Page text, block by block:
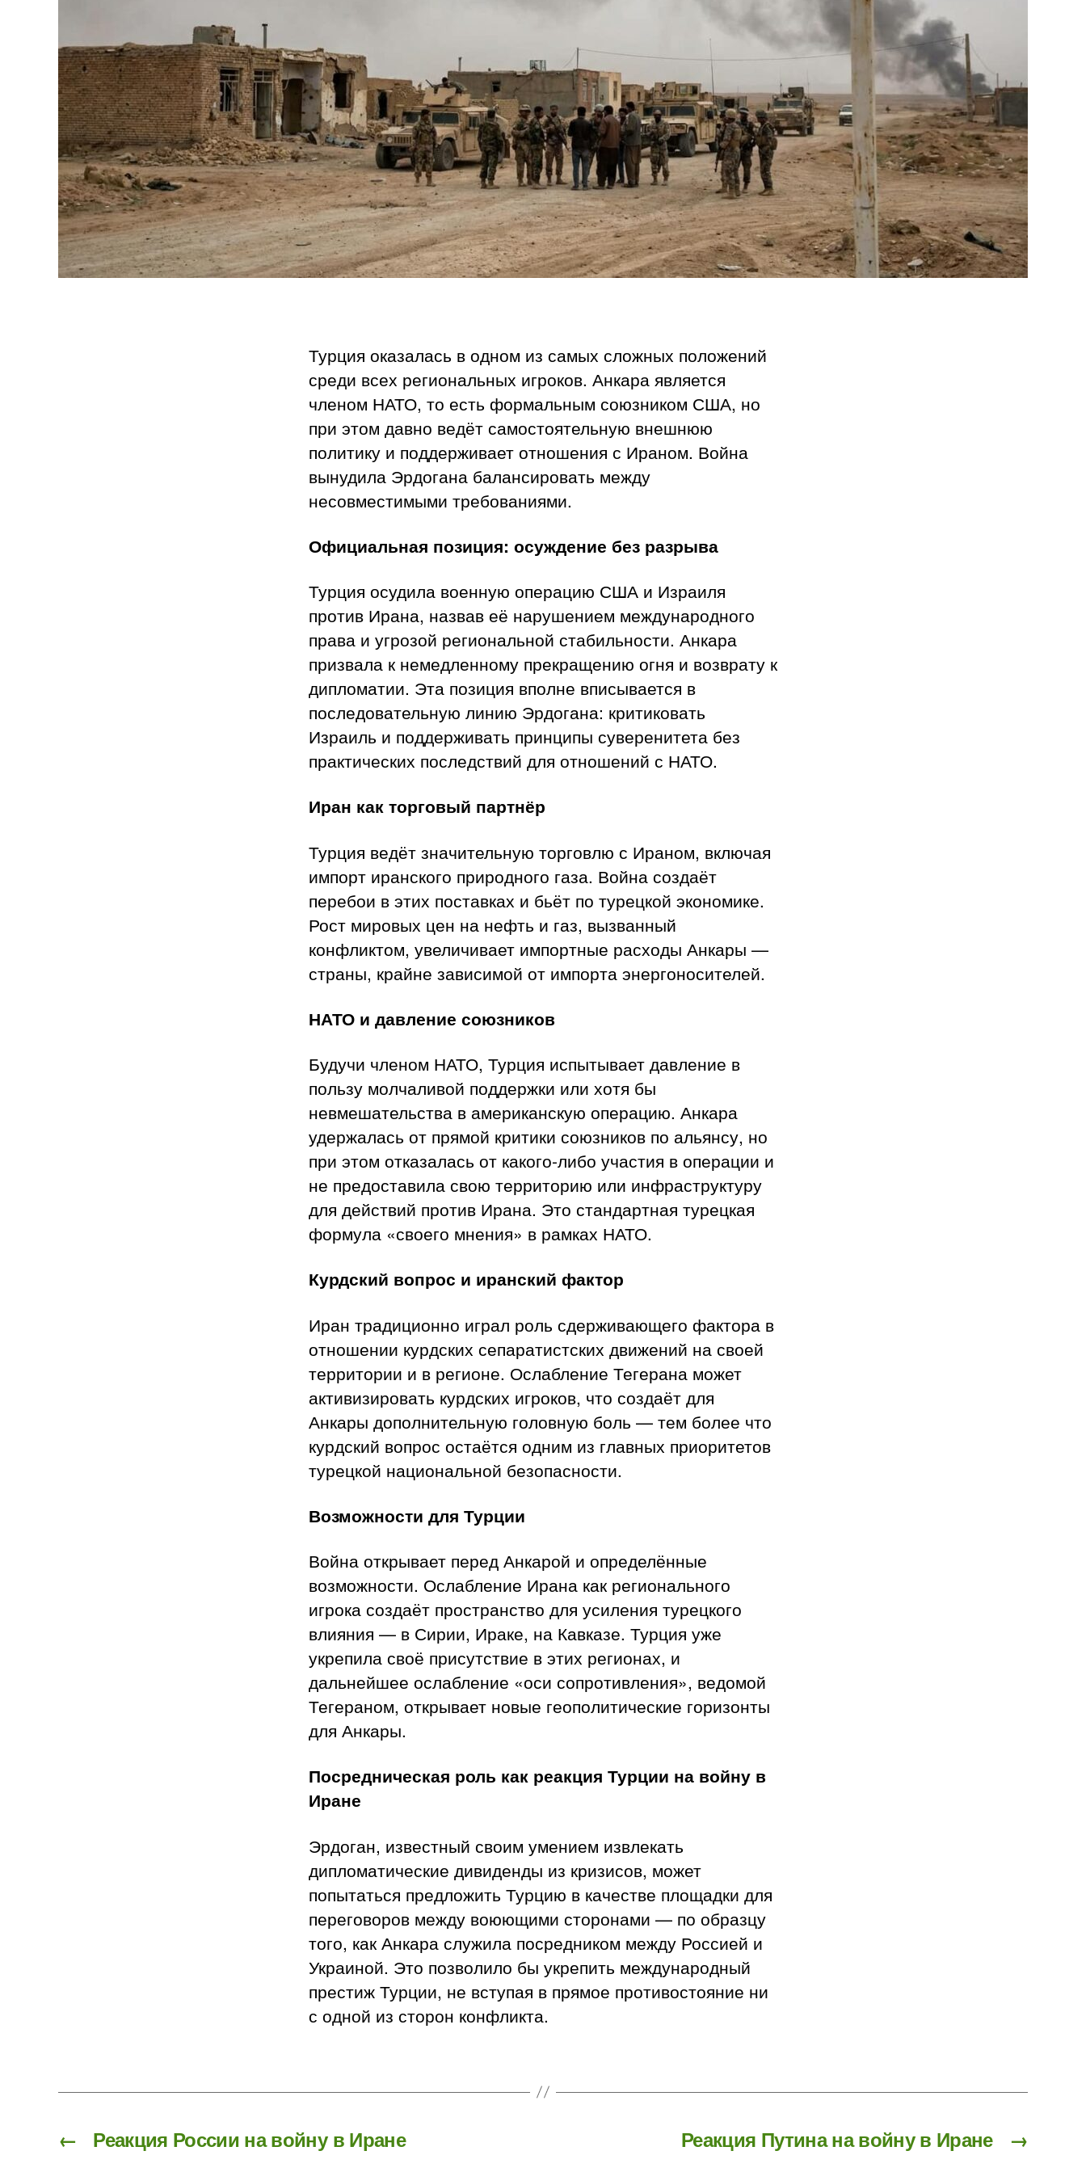
Турция оказалась в одном из самых сложных положений
среди всех региональных игроков. Анкара является
членом НАТО, то есть формальным союзником США, но
при этом давно ведёт самостоятельную внешнюю
политику и поддерживает отношения с Ираном. Война
вынудила Эрдогана балансировать между
несовместимыми требованиями.
Официальная позиция: осуждение без разрыва
Турция осудила военную операцию США и Израиля
против Ирана, назвав её нарушением международного
права и угрозой региональной стабильности. Анкара
призвала к немедленному прекращению огня и возврату к
дипломатии. Эта позиция вполне вписывается в
последовательную линию Эрдогана: критиковать
Израиль и поддерживать принципы суверенитета без
практических последствий для отношений с НАТО.
Иран как торговый партнёр
Турция ведёт значительную торговлю с Ираном, включая
импорт иранского природного газа. Война создаёт
перебои в этих поставках и бьёт по турецкой экономике.
Рост мировых цен на нефть и газ, вызванный
конфликтом, увеличивает импортные расходы Анкары —
страны, крайне зависимой от импорта энергоносителей.
НАТО и давление союзников
Будучи членом НАТО, Турция испытывает давление в
пользу молчаливой поддержки или хотя бы
невмешательства в американскую операцию. Анкара
удержалась от прямой критики союзников по альянсу, но
при этом отказалась от какого-либо участия в операции и
не предоставила свою территорию или инфраструктуру
для действий против Ирана. Это стандартная турецкая
формула «своего мнения» в рамках НАТО.
Курдский вопрос и иранский фактор
Иран традиционно играл роль сдерживающего фактора в
отношении курдских сепаратистских движений на своей
территории и в регионе. Ослабление Тегерана может
активизировать курдских игроков, что создаёт для
Анкары дополнительную головную боль — тем более что
курдский вопрос остаётся одним из главных приоритетов
турецкой национальной безопасности.
Возможности для Турции
Война открывает перед Анкарой и определённые
возможности. Ослабление Ирана как регионального
игрока создаёт пространство для усиления турецкого
влияния — в Сирии, Ираке, на Кавказе. Турция уже
укрепила своё присутствие в этих регионах, и
дальнейшее ослабление «оси сопротивления», ведомой
Тегераном, открывает новые геополитические горизонты
для Анкары.
Посредническая роль как реакция Турции на войну в
Иране
Эрдоган, известный своим умением извлекать
дипломатические дивиденды из кризисов, может
попытаться предложить Турцию в качестве площадки для
переговоров между воюющими сторонами — по образцу
того, как Анкара служила посредником между Россией и
Украиной. Это позволило бы укрепить международный
престиж Турции, не вступая в прямое противостояние ни
с одной из сторон конфликта.
← Реакция России на войну в Иране →
Реакция Путина на войну в Иране